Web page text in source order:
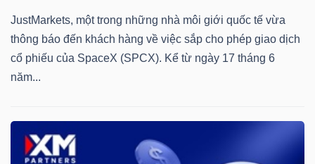
JustMarkets, một trong những nhà môi giới quốc tế vừa
thông báo đến khách hàng về việc sắp cho phép giao dịch
cổ phiếu của SpaceX (SPCX). Kể từ ngày 17 tháng 6
năm...